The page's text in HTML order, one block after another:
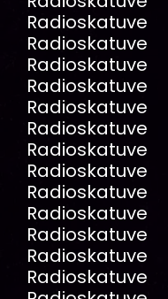
Radioskatuve
Radioskatuve
Radioskatuve
Radioskatuve
Radioskatuve
Radioskatuve
Radioskatuve
Radioskatuve
Radioskatuve
Radioskatuve
Radioskatuve
Radioskatuve
Radioskatuve